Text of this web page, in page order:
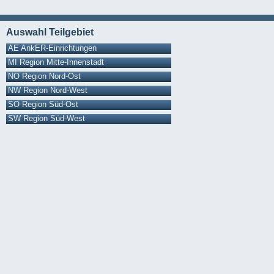
Auswahl Teilgebiet
AE AnkER-Einrichtungen
MI Region Mitte-Innenstadt
NO Region Nord-Ost
NW Region Nord-West
SO Region Süd-Ost
SW Region Süd-West